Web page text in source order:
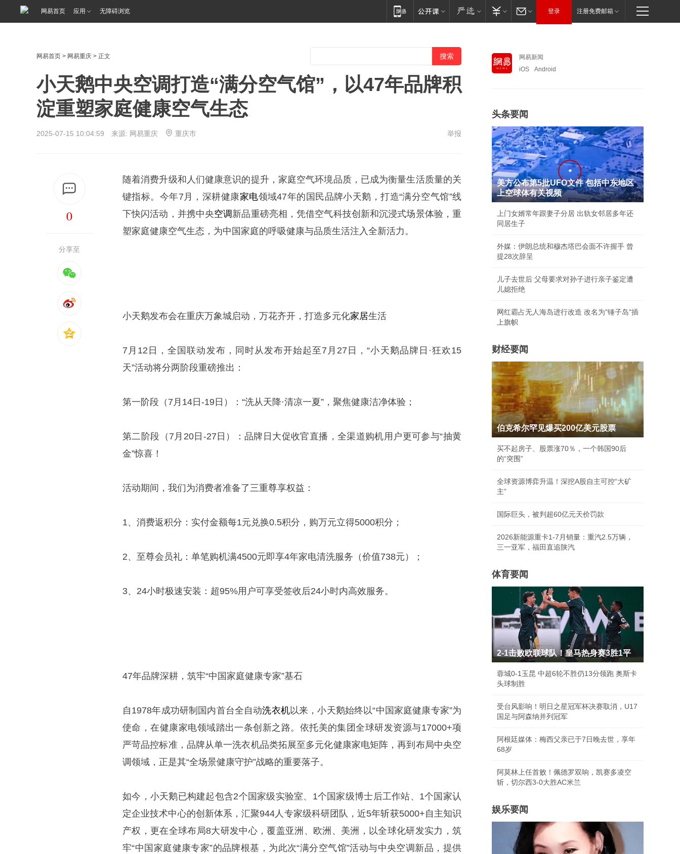
网易首页 应用 无障碍浏览 登录 注册免费邮箱
网易首页 > 网易重庆 > 正文
小天鹅中央空调打造“满分空气馆”，以47年品牌积
淀重塑家庭健康空气生态
2025-07-15 10:04:59 来源: 网易重庆 重庆市 举报
0
分享至
随着消费升级和人们健康意识的提升，家庭空气环境品质，已成为衡量生活质量的关
键指标。今年7月，深耕健康家电领域47年的国民品牌小天鹅，打造“满分空气馆”线
下快闪活动，并携中央空调 新品重磅亮相，凭借空气科技创新和沉浸式场景体验，重
塑家庭健康空气生态，为中国家庭的呼吸健康与品质生活注入全新活力。
小天鹅发布会在重庆万象城启动，万花齐开，打造多元化家居生活
7月12日，全国联动发布，同时从发布开始起至7月27日，“小天鹅品牌日·狂欢15
天”活动将分两阶段重磅推出：
第一阶段（7月14日-19日）：“洗从天降·清凉一夏”，聚焦健康洁净体验；
第二阶段（7月20日-27日）：品牌日大促收官直播，全渠道购机用户更可参与“抽黄
金”惊喜！
活动期间，我们为消费者准备了三重尊享权益：
1、消费返积分：实付金额每1元兑换0.5积分，购万元立得5000积分；
2、至尊会员礼：单笔购机满4500元即享4年家电清洗服务（价值738元）；
3、24小时极速安装：超95%用户可享受签收后24小时内高效服务。
47年品牌深耕，筑牢“中国家庭健康专家”基石
自1978年成功研制国内首台全自动洗衣机以来，小天鹅始终以“中国家庭健康专家”为
使命，在健康家电领域踏出一条创新之路。依托美的集团全球研发资源与17000+项
严苛品控标准，品牌从单一洗衣机品类拓展至多元化健康家电矩阵，再到布局中央空
调领域，正是其“全场景健康守护”战略的重要落子。
如今，小天鹅已构建起包含2个国家级实验室、1个国家级博士后工作站、1个国家认
定企业技术中心的创新体系，汇聚944人专家级科研团队，近5年斩获5000+自主知识
产权，更在全球布局8大研发中心，覆盖亚洲、欧洲、美洲，以全球化研发实力，筑
牢“中国家庭健康专家”的品牌根基，为此次“满分空气馆”活动与中央空调新品，提供
网易新闻
iOS
Android
头条要闻
美方公布第5批UFO文件 包括中东地区
上空球体有关视频
上门女婿常年跟妻子分居 出轨女邻居多年还
同居生子
外媒：伊朗总统和穆杰塔巴会面不许握手 曾
提28次辞呈
儿子去世后 父母要求对孙子进行亲子鉴定遭
儿媳拒绝
网红霸占无人海岛进行改造 改名为"锤子岛"插
上旗帜
财经要闻
伯克希尔罕见爆买200亿美元股票
买不起房子、股票涨70％，一个韩国90后
的“突围”
全球资源博弈升温！深挖A股自主可控“大矿
主”
国际巨头，被判超60亿元天价罚款
2026新能源重卡1-7月销量：重汽2.5万辆，
三一亚军，福田直追陕汽
体育要闻
2-1击败欧联球队！皇马热身赛3胜1平
蓉城0-1玉昆 中超6轮不胜仍13分领跑 奥斯卡
头球制胜
受台风影响！明日之星冠军杯决赛取消，U17
国足与阿森纳并列冠军
阿根廷媒体：梅西父亲已于7日晚去世，享年
68岁
阿莫林上任首败！佩德罗双响，凯赛多凌空
斩，切尔西3-0大胜AC米兰
娱乐要闻